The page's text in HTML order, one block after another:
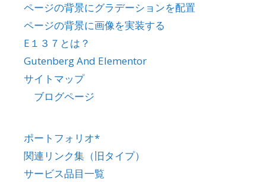
ページの背景にグラデーションを配置
ページの背景に画像を実装する
E１３７とは？
Gutenberg And Elementor
サイトマップ
ブログページ
ポートフォリオ*
関連リンク集（旧タイプ）
サービス品目一覧